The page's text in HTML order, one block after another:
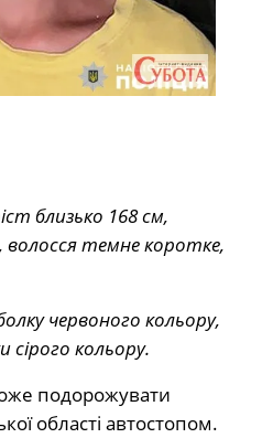
близько 168 см,
волосся темне коротке,
червоного кольору,
кольору.
подорожувати
області автостопом.